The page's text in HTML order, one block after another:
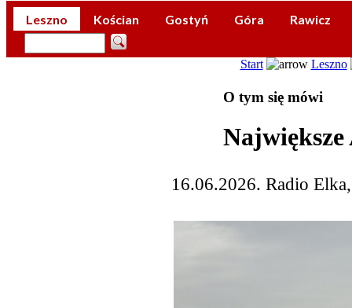
Leszno Kościan Gostyń Góra Rawicz
Start Leszno
O tym się mówi
16.06.2026. Radio